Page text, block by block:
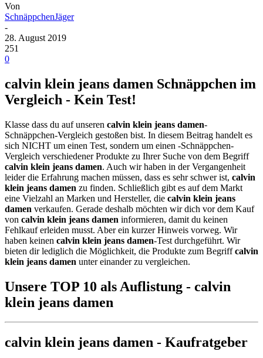
Von
SchnäppchenJäger
-
28. August 2019
251
0
calvin klein jeans damen Schnäppchen im
Vergleich - Kein Test!
Klasse dass du auf unseren calvin klein jeans damen-
Schnäppchen-Vergleich gestoßen bist. In diesem Beitrag handelt es
sich NICHT um einen Test, sondern um einen -Schnäppchen-
Vergleich verschiedener Produkte zu Ihrer Suche von dem Begriff
calvin klein jeans damen. Auch wir haben in der Vergangenheit
leider die Erfahrung machen müssen, dass es sehr schwer ist, calvin
klein jeans damen zu finden. Schließlich gibt es auf dem Markt
eine Vielzahl an Marken und Hersteller, die calvin klein jeans
damen verkaufen. Gerade deshalb möchten wir dich vor dem Kauf
von calvin klein jeans damen informieren, damit du keinen
Fehlkauf erleiden musst. Aber ein kurzer Hinweis vorweg. Wir
haben keinen calvin klein jeans damen-Test durchgeführt. Wir
bieten dir lediglich die Möglichkeit, die Produkte zum Begriffcalvin
klein jeans damen unter einander zu vergleichen.
Unsere TOP 10 als Auflistung - calvin
klein jeans damen
calvin klein jeans damen - Kaufratgeber